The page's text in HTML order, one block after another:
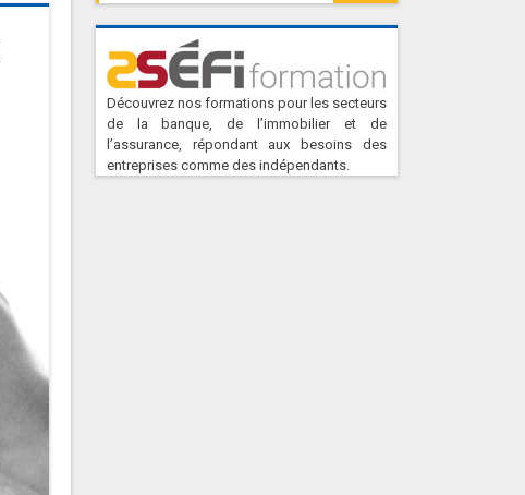
Découvrez nos formations pour les secteurs
de la banque, de l’immobilier et de
l’assurance, répondant aux besoins des
entreprises comme des indépendants.